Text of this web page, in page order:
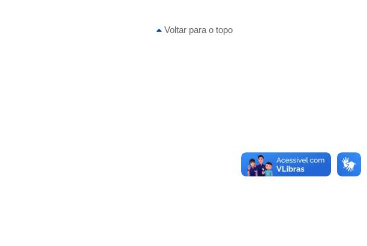
Voltar para o topo